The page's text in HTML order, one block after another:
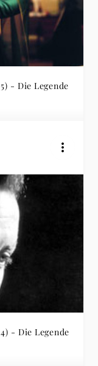
- Die Legende
- Die Legende